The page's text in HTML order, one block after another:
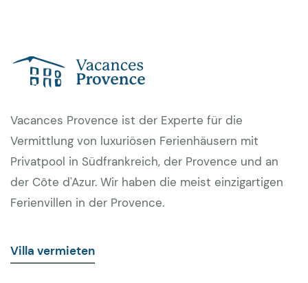
Vacances Provence ist der Experte für die
Vermittlung von luxuriösen Ferienhäusern mit
Privatpool in Südfrankreich, der Provence und an
der Côte d'Azur. Wir haben die meist einzigartigen
Ferienvillen in der Provence.
Villa vermieten